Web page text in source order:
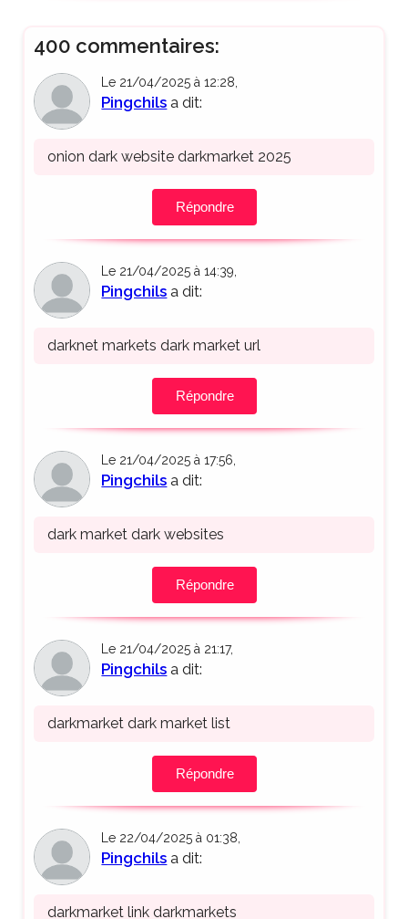
400 commentaires:
Le 21/04/2025 à 12:28,
Pingchils a dit:
onion dark website darkmarket 2025
Répondre
Le 21/04/2025 à 14:39,
Pingchils a dit:
darknet markets dark market url
Répondre
Le 21/04/2025 à 17:56,
Pingchils a dit:
dark market dark websites
Répondre
Le 21/04/2025 à 21:17,
Pingchils a dit:
darkmarket dark market list
Répondre
Le 22/04/2025 à 01:38,
Pingchils a dit:
darkmarket link darkmarkets